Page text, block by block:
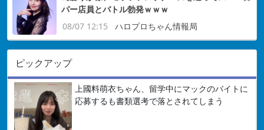
パー店員とバトル勃発ｗｗｗ
08/07 12:15
ハロプロちゃん情報局
ピックアップ
上國料萌衣ちゃん、留学中にマックのバイトに
応募するも書類選考で落とされてしまう